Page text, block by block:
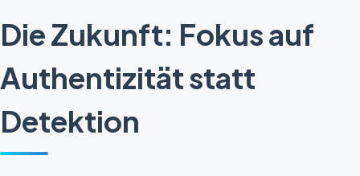
Die Zukunft: Fokus auf
Authentizität statt
Detektion